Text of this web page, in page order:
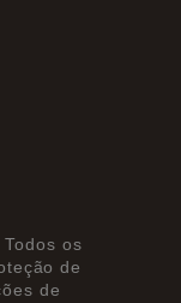
os
de
de